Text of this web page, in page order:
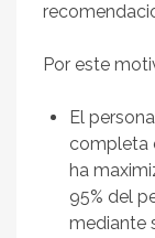
Novedades
Contacto
Formulario de
Por este
El
completa
ha
95% del
mediante